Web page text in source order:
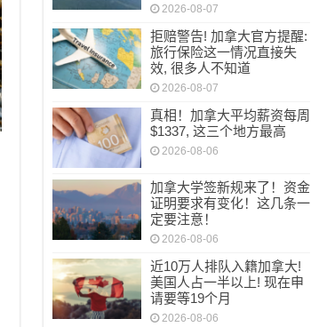
2026-08-07
拒赔警告! 加拿大官方提醒:
旅行保险这一情况直接失
效, 很多人不知道
2026-08-07
真相！加拿大平均薪资每周
$1337, 这三个地方最高
2026-08-06
加拿大学签新规来了！资金
证明要求有变化！这几条一
定要注意！
2026-08-06
近10万人排队入籍加拿大!
美国人占一半以上! 现在申
请要等19个月
2026-08-06